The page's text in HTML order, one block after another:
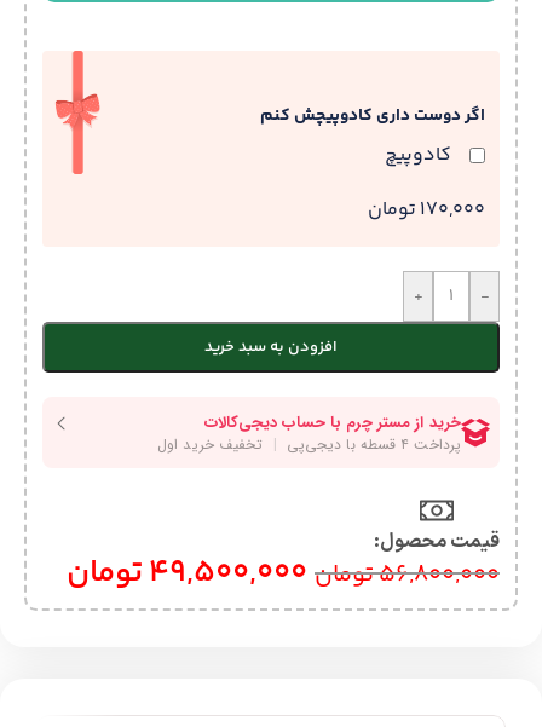
اگر دوست داری کادوپیچش کنم
کادوپیچ
170,000 تومان
-
+
افزودن به سبد خرید
قیمت محصول:​
56,800,000تومان 49,500,000تومان